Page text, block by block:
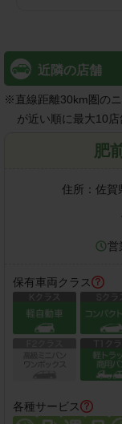
近隣の店舗
※直線距離30km圏の
が近い順に最大10店
肥
住所： 佐賀
営
保有車両クラス
各種サービス